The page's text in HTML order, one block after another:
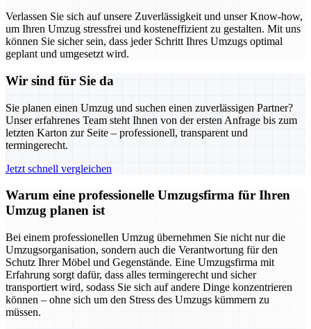
Verlassen Sie sich auf unsere Zuverlässigkeit und unser Know-how,
um Ihren Umzug stressfrei und kosteneffizient zu gestalten. Mit uns
können Sie sicher sein, dass jeder Schritt Ihres Umzugs optimal
geplant und umgesetzt wird.
Wir sind für Sie da
Sie planen einen Umzug und suchen einen zuverlässigen Partner?
Unser erfahrenes Team steht Ihnen von der ersten Anfrage bis zum
letzten Karton zur Seite – professionell, transparent und
termingerecht.
Jetzt schnell vergleichen
Warum eine professionelle Umzugsfirma für Ihren
Umzug planen ist
Bei einem professionellen Umzug übernehmen Sie nicht nur die
Umzugsorganisation, sondern auch die Verantwortung für den
Schutz Ihrer Möbel und Gegenstände. Eine Umzugsfirma mit
Erfahrung sorgt dafür, dass alles termingerecht und sicher
transportiert wird, sodass Sie sich auf andere Dinge konzentrieren
können – ohne sich um den Stress des Umzugs kümmern zu
müssen.